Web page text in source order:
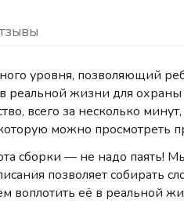
уровня, позволяющий
реальной жизни для
всего за несколько
можно просмотреть
сборки — не надо паять!
позволяет
воплотить её в реальной